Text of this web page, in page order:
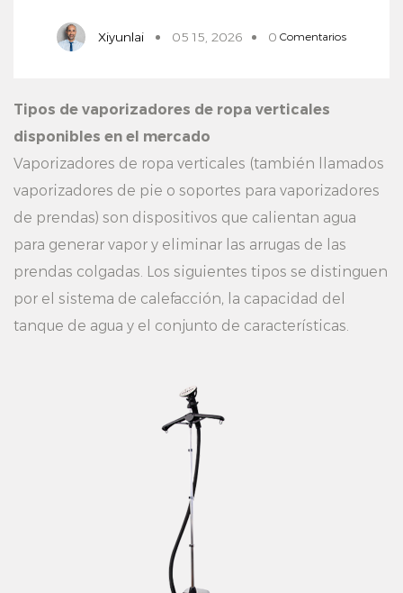
Xiyunlai 05 15, 2026 0 Comentarios
Tipos de vaporizadores de ropa verticales
disponibles en el mercado
Vaporizadores de ropa verticales (también llamados
vaporizadores de pie o soportes para vaporizadores
de prendas) son dispositivos que calientan agua
para generar vapor y eliminar las arrugas de las
prendas colgadas. Los siguientes tipos se distinguen
por el sistema de calefacción, la capacidad del
tanque de agua y el conjunto de características.